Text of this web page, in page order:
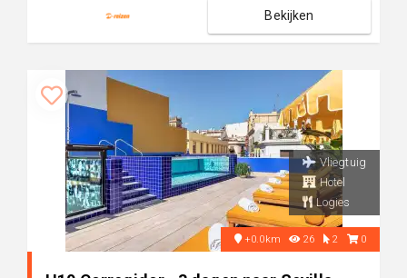
Bekijken
Vliegtuig
Hotel
Logies
+0.0km 26 2 0